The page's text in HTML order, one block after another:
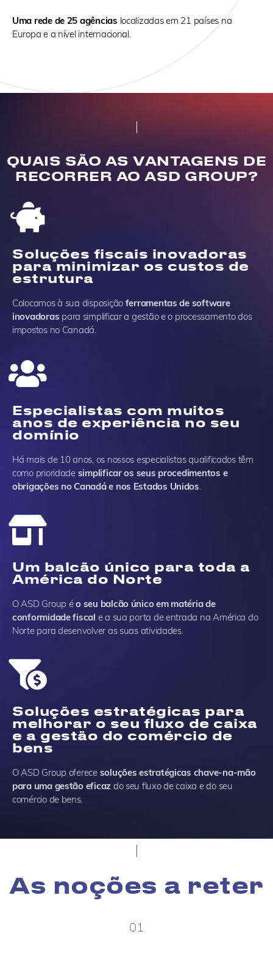
Uma rede de 25 agências localizadas em 21 países na
Europa e a nível internacional.
QUAIS SÃO AS VANTAGENS DE
RECORRER AO ASD GROUP?
Soluções fiscais inovadoras
para minimizar os custos de
estrutura
Colocamos à sua disposição ferramentas de software
inovadoras para simplificar a gestão e o processamento dos
impostos no Canadá.
Especialistas com muitos
anos de experiência no seu
domínio
Há mais de 10 anos, os nossos especialistas qualificados têm
como prioridade simplificar os seus procedimentos e
obrigações no Canadá e nos Estados Unidos
Um balcão único para toda a
América do Norte
O ASD Group éo seu balcão único em matéria de
conformidade fiscal e a sua porta de entrada na América do
Norte para desenvolver as suas atividades.
Soluções estratégicas para
melhorar o seu fluxo de caixa
e a gestão do comércio de
bens
O ASD Group oferece soluções estratégicas chave-na-mão
para uma gestão eficaz do seu fluxo de caixa e do seu
comércio de bens.
As noções a reter
01